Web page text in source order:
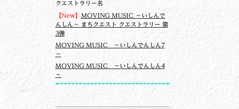
クエストラリー名
【New】 MOVING MUSIC ～いしんで
んしん～ まちクエスト クエストラリー 第
3弾
MOVING MUSIC ～いしんでんしん7
～
MOVING MUSIC ～いしんでんしん4
～